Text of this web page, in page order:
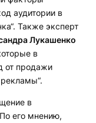
аудитории в
Также эксперт
Лукашенко
в
от продажи
в
его мнению,